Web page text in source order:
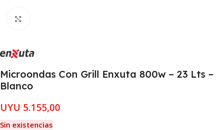
Microondas Con Grill Enxuta 800w – 23 Lts –
Blanco
UYU 5.155,00
Sin existencias